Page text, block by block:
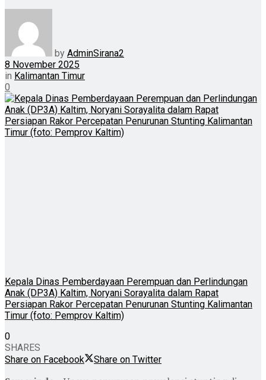
by AdminSirana2
8 November 2025
in Kalimantan Timur
0
Kepala Dinas Pemberdayaan Perempuan dan Perlindungan
Anak (DP3A) Kaltim, Noryani Sorayalita dalam Rapat
Persiapan Rakor Percepatan Penurunan Stunting Kalimantan
Timur (foto: Pemprov Kaltim)
0
SHARES
Share on Facebook
Share on Twitter